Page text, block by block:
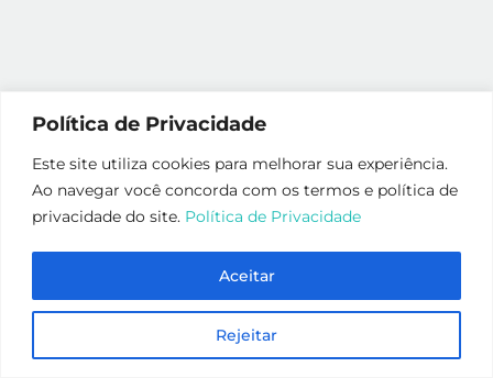
Política de Privacidade
Este site utiliza cookies para melhorar sua experiência.
Ao navegar você concorda com os termos e política de
privacidade do site. Política de Privacidade
Rejeitar
Aceitar
Nesta manhã (23), a Polícia Civil, por meio da
Delegacia de Combate ao Crime Organizado –
DRACO 1, em conjunto com diversas unidades do
Departamento de Estratégia e Inteligência da Polícia
Civil, Conselho Regional de Medicina Veterinária do
Estado de Rondônia (CRMV-RO), Ministério da
Agricultura, Pecuária e Abastecimento (MAPA),
Secretaria de Finanças (SEFIN) e Polícia Técnica
Científica (POLITEC), deflagrou a fase ostensiva da